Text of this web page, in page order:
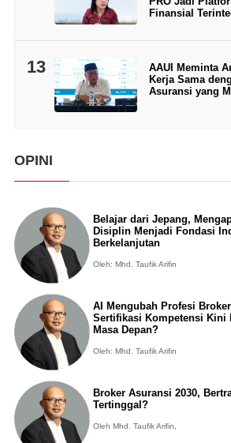
Finansial
13
AAUI Meminta
Kerja Sama
Asuransi yang
OPINI
Belajar dari Jepang,
Disiplin Menjadi Fondasi
Berkelanjutan
Oleh: Mhd. Taufik Arifin
AI Mengubah Profesi
Sertifikasi Kompetensi Kini
Masa Depan?
Oleh: Mhd. Taufik Arifin
Broker Asuransi 2030,
Tertinggal?
Oleh Mhd. Taufik Arifin,